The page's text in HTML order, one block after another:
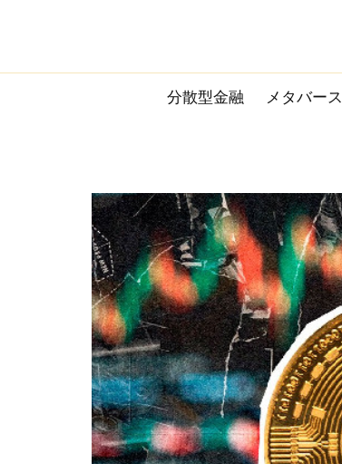
content
分散型金融 メタバース